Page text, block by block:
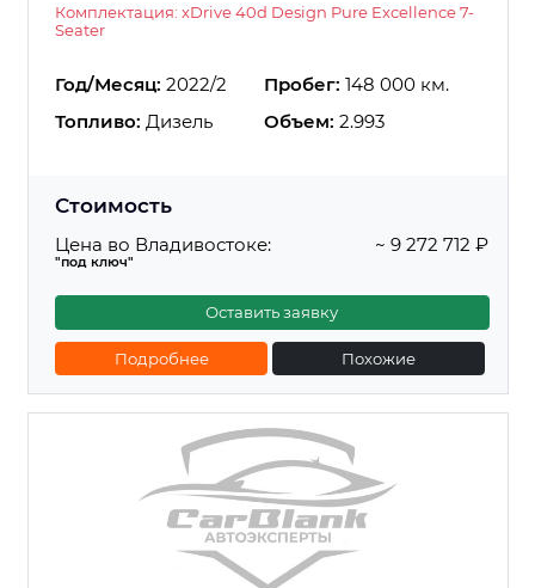
Комплектация: xDrive 40d Design Pure Excellence 7-
Seater
Год/Месяц: 2022/2 Пробег: 148 000 км.
Топливо: Дизель Объем: 2.993
Стоимость
Цена во Владивостоке:
"под ключ"
~ 9 272 712 ₽
Оставить заявку
Подробнее Похожие